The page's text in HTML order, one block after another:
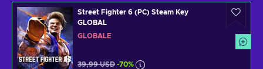
Street Fighter 6 (PC) Steam Key
GLOBAL
GLOBALE
39,99 USD -70%